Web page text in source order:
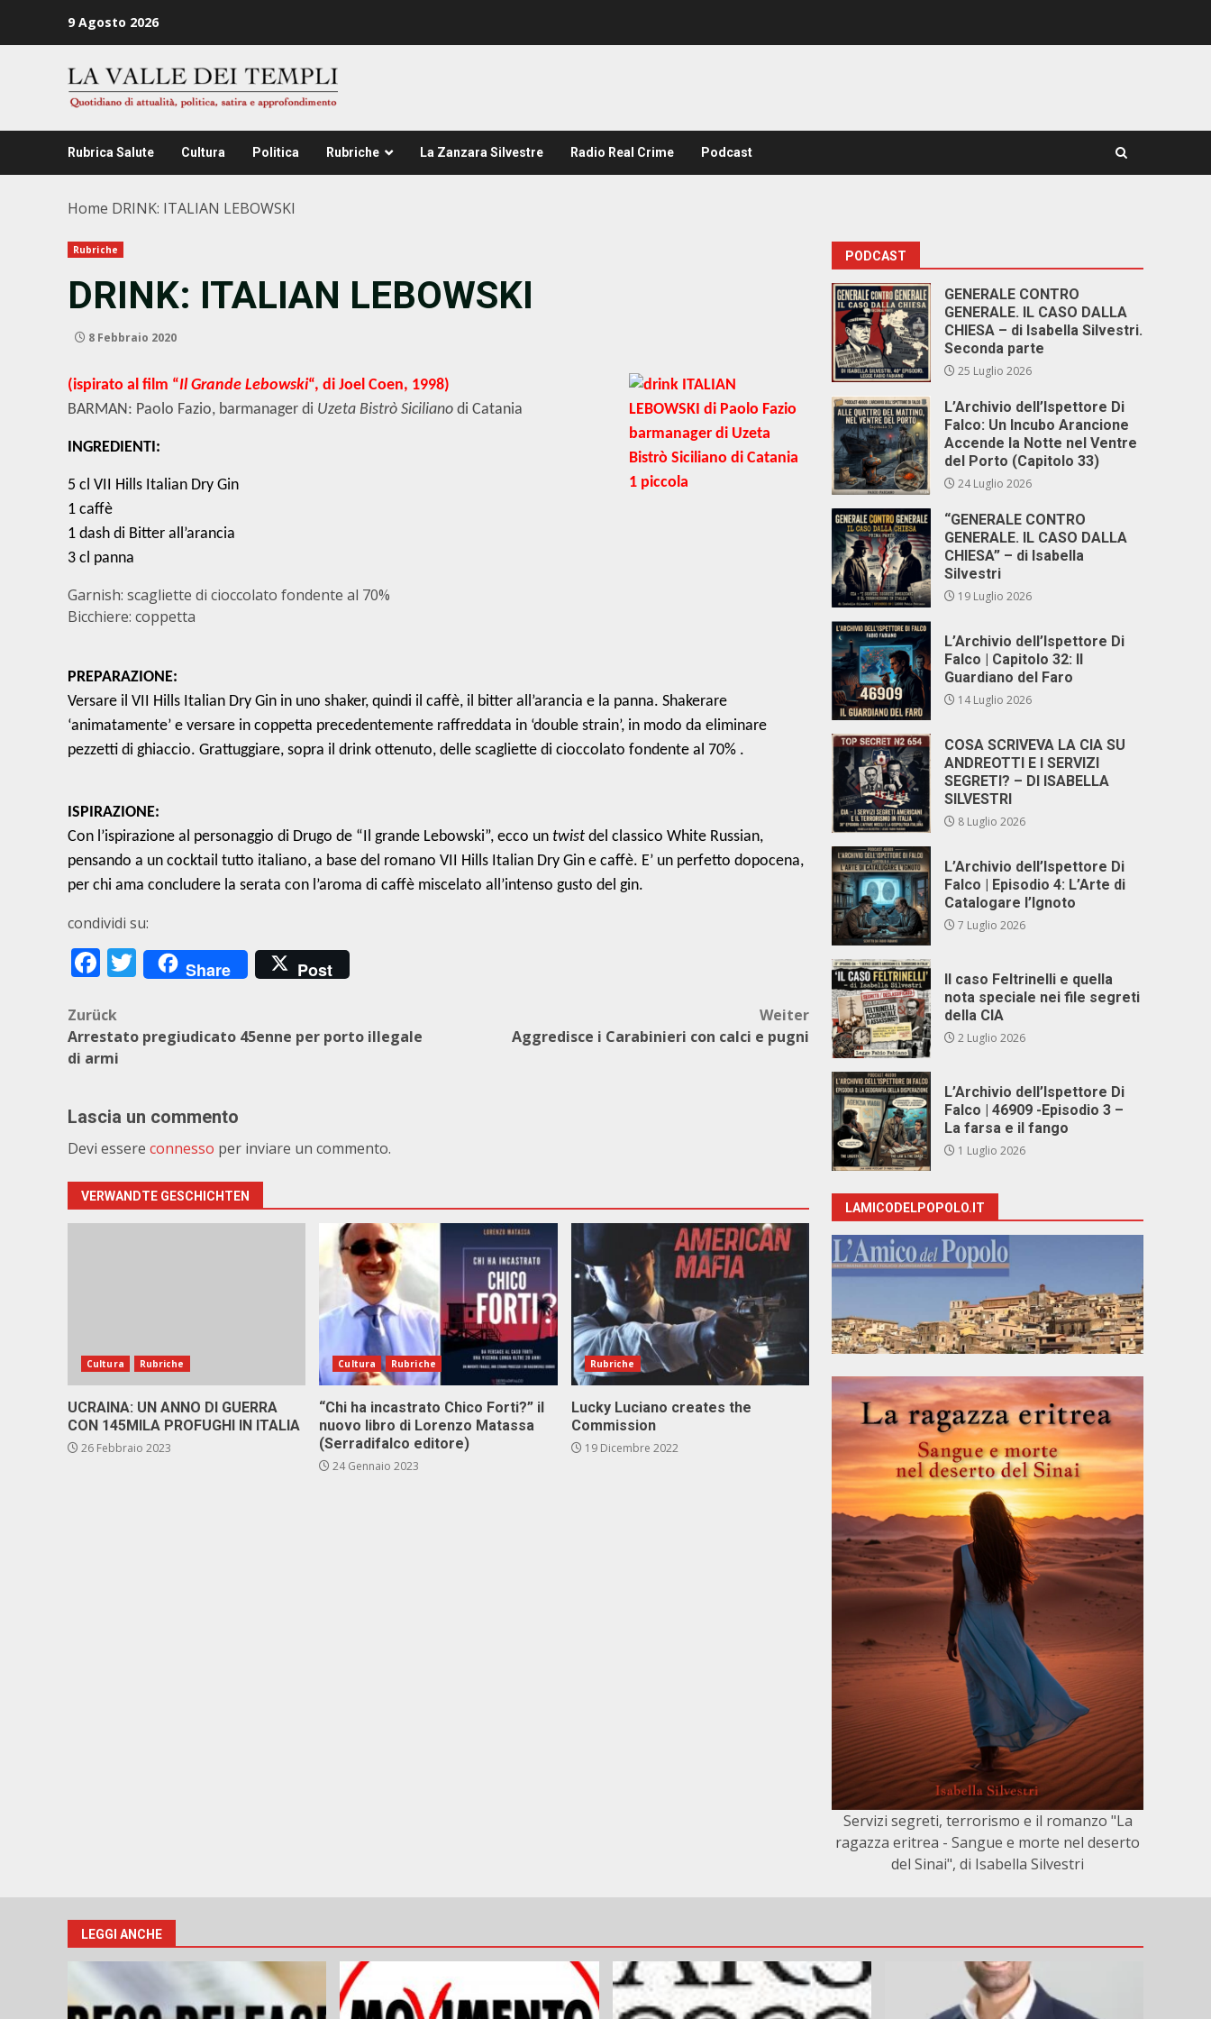
9 Agosto 2026
Rubrica Salute Cultura Politica Rubriche La Zanzara Silvestre Radio Real Crime Podcast
Home DRINK: ITALIAN LEBOWSKI
Rubriche
DRINK: ITALIAN LEBOWSKI
8 Febbraio 2020
(ispirato al film “Il Grande Lebowski“, di Joel Coen, 1998)
BARMAN: Paolo Fazio, barmanager di Uzeta Bistrò Siciliano di Catania
INGREDIENTI:
5 cl VII Hills Italian Dry Gin
1 caffè
1 dash di Bitter all’arancia
3 cl panna
Garnish: scagliette di cioccolato fondente al 70%
Bicchiere: coppetta
PREPARAZIONE:
Versare il VII Hills Italian Dry Gin in uno shaker, quindi il caffè, il bitter all’arancia e la panna. Shakerare
‘animatamente’ e versare in coppetta precedentemente raffreddata in ‘double strain’, in modo da eliminare
pezzetti di ghiaccio. Grattuggiare, sopra il drink ottenuto, delle scagliette di cioccolato fondente al 70% .
ISPIRAZIONE:
Con l’ispirazione al personaggio di Drugo de “Il grande Lebowski”, ecco un twist del classico White Russian,
pensando a un cocktail tutto italiano, a base del romano VII Hills Italian Dry Gin e caffè. E’ un perfetto dopocena,
per chi ama concludere la serata con l’aroma di caffè miscelato all’intenso gusto del gin.
condividi su:
Facebook
Twitter
Share Post
Beitragsnavigation
Zurück
Arrestato pregiudicato 45enne per porto illegale
di armi
Weiter
Aggredisce i Carabinieri con calci e pugni
Lascia un commento
Devi essere connesso per inviare un commento.
VERWANDTE GESCHICHTEN
Cultura Rubriche
UCRAINA: UN ANNO DI GUERRA
CON 145MILA PROFUGHI IN ITALIA
26 Febbraio 2023
Cultura Rubriche
“Chi ha in­ca­stra­to Chi­co For­ti?” il
nuo­vo li­bro di Lo­ren­zo Ma­tas­sa
(Ser­ra­di­fal­co edi­to­re)
24 Gennaio 2023
Rubriche
Lucky Luciano creates the
Commission
19 Dicembre 2022
PODCAST
GENERALE CONTRO
GENERALE. IL CASO DALLA
CHIESA – di Isabella Silvestri.
Seconda parte
25 Luglio 2026
L’Archivio dell’Ispettore Di
Falco: Un Incubo Arancione
Accende la Notte nel Ventre
del Porto (Capitolo 33)
24 Luglio 2026
“GENERALE CONTRO
GENERALE. IL CASO DALLA
CHIESA” – di Isabella
Silvestri
19 Luglio 2026
L’Archivio dell’Ispettore Di
Falco | Capitolo 32: Il
Guardiano del Faro
14 Luglio 2026
COSA SCRIVEVA LA CIA SU
ANDREOTTI E I SERVIZI
SEGRETI? – DI ISABELLA
SILVESTRI
8 Luglio 2026
L’Archivio dell’Ispettore Di
Falco | Episodio 4: L’Arte di
Catalogare l’Ignoto
7 Luglio 2026
Il caso Feltrinelli e quella
nota speciale nei file segreti
della CIA
2 Luglio 2026
L’Archivio dell’Ispettore Di
Falco | 46909 -Episodio 3 –
La farsa e il fango
1 Luglio 2026
LAMICODELPOPOLO.IT
Servizi segreti, terrorismo e il romanzo "La
ragazza eritrea - Sangue e morte nel deserto
del Sinai", di Isabella Silvestri
LEGGI ANCHE